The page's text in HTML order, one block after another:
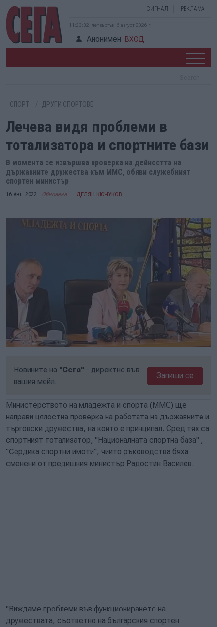
СИГНАЛ РЕКЛАМА
11:23:32, четвъртък, 6 август 2026 г.
Анонимен ВХОД
СПОРТ ДРУГИ СПОРТОВЕ
Лечева видя проблеми в
тотализатора и спортните бази
В момента се извършва проверка на дейността на
държавните дружества към ММС, обяви служебният
спортен министър
16 Авг. 2022 Обновена ДЕЛЯН КЮЧУКОВ
Новините на "Сега" - директно във
вашия мейл.
Запиши се
Министерството на младежта и спорта (ММС) ще
направи цялостна проверка на работата на държавните и
търговски дружества, на които е принципал. Сред тях са
спортният тотализатор, "Националната спортна база" ,
"Сердика спортни имоти", чиито ръководства бяха
сменени от предишния министър Радостин Василев.
"Виждаме проблеми във функционирането на
дружествата, съответно на българския спортен